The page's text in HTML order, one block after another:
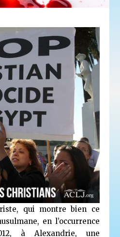
qui montre bien ce
en l’occurrence
à Alexandrie, une